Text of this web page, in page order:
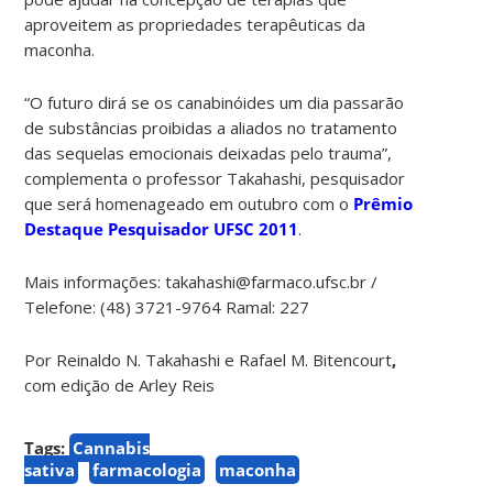
aproveitem as propriedades terapêuticas da
maconha.
“O futuro dirá se os canabinóides um dia passarão
de substâncias proibidas a aliados no tratamento
das sequelas emocionais deixadas pelo trauma”,
complementa o professor Takahashi, pesquisador
que será homenageado em outubro com o Prêmio
Destaque Pesquisador UFSC 2011.
Mais informações: takahashi@farmaco.ufsc.br /
Telefone: (48) 3721-9764 Ramal: 227
Por Reinaldo N. Takahashi e Rafael M. Bitencourt,
com edição de Arley Reis
Tags: Cannabis
sativa
farmacologia maconha